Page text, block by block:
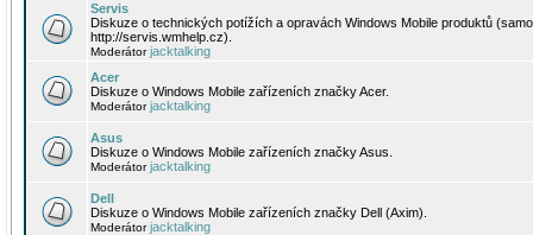
Servis
Diskuze o technických potížích a opravách Windows Mobile produktů
http://servis.wmhelp.cz).
Moderátorjacktalking
Acer
Diskuze o Windows Mobile zařízeních značky Acer.
Moderátorjacktalking
Asus
Diskuze o Windows Mobile zařízeních značky Asus.
Moderátorjacktalking
Dell
Diskuze o Windows Mobile zařízeních značky Dell (Axim).
Moderátorjacktalking